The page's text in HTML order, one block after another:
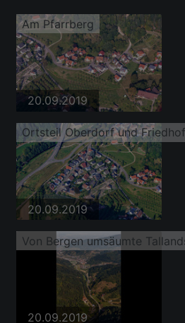
Am Pfarrberg
20.09.2019
Ortsteil Oberdorf und Friedhof
20.09.2019
20.09.2019